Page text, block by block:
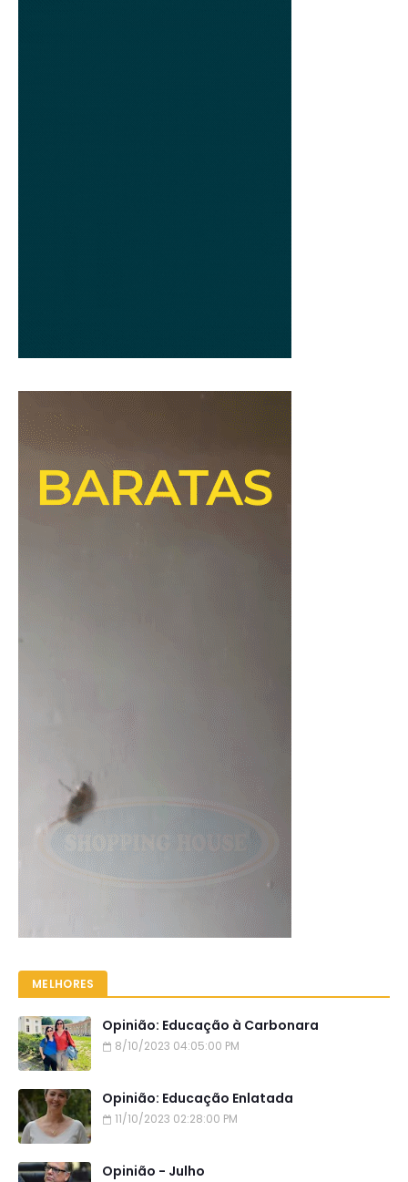
MELHORES
Opinião: Educação à Carbonara
8/10/2023 04:05:00 PM
Opinião: Educação Enlatada
11/10/2023 02:28:00 PM
Opinião - Julho